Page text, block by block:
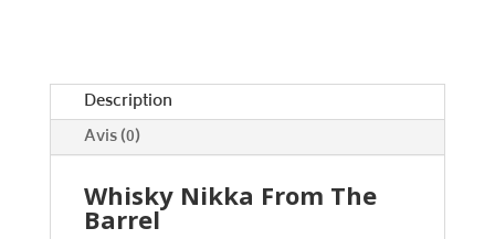
:
Description
Avis (0)
Whisky Nikka From The
Barrel